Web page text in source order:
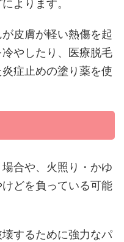
よります。
皮膚が軽い熱傷を起
やしたり、医療脱毛
症止めの塗り薬を使
合や、火照り・かゆ
どを負っている可能
するために強力なパ